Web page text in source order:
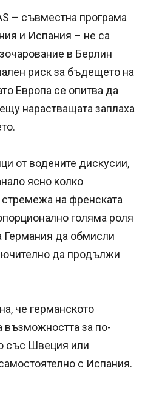
– съвместна програма
и Испания – не са
в Берлин
риск за бъдещето на
Европа се опитва да
нарастващата заплаха
от водените дискусии,
ясно колко
на френската
голяма роля
Германия да обмисли
да продължи
че германското
възможността за по-
със Швеция или
с Испания.